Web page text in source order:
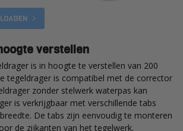
verstellen
is in hoogte te verstellen van 200
tegeldrager is compatibel met de corrector
zonder stelwerk waterpas kan
is verkrijgbaar met verschillende tabs
De tabs zijn eenvoudig te monteren
de zijkanten van het tegelwerk.